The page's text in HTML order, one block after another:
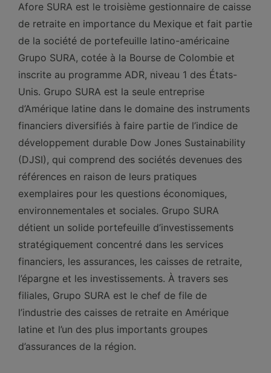
Afore SURA est le troisième gestionnaire de caisse
de retraite en importance du Mexique et fait partie
de la société de portefeuille latino-américaine
Grupo SURA, cotée à la Bourse de Colombie et
inscrite au programme ADR, niveau 1 des États-
Unis. Grupo SURA est la seule entreprise
d’Amérique latine dans le domaine des instruments
financiers diversifiés à faire partie de l’indice de
développement durable Dow Jones Sustainability
(DJSI), qui comprend des sociétés devenues des
références en raison de leurs pratiques
exemplaires pour les questions économiques,
environnementales et sociales. Grupo SURA
détient un solide portefeuille d’investissements
stratégiquement concentré dans les services
financiers, les assurances, les caisses de retraite,
l’épargne et les investissements. À travers ses
filiales, Grupo SURA est le chef de file de
l’industrie des caisses de retraite en Amérique
latine et l’un des plus importants groupes
d’assurances de la région.